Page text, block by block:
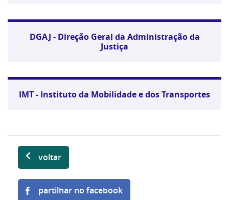
DGAJ - Direção Geral da Administração da
Justiça
IMT - Instituto da Mobilidade e dos Transportes
voltar
partilhar no facebook